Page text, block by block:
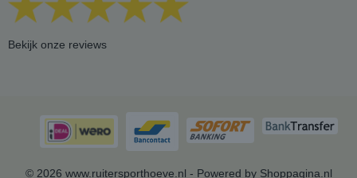
Bekijk onze reviews
© 2026 www.ruitersporthoeve.nl - Powered by Shoppagina.nl